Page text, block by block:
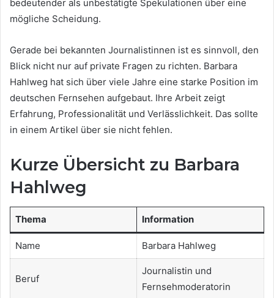
bedeutender als unbestätigte Spekulationen über eine
mögliche Scheidung.
Gerade bei bekannten Journalistinnen ist es sinnvoll, den
Blick nicht nur auf private Fragen zu richten. Barbara
Hahlweg hat sich über viele Jahre eine starke Position im
deutschen Fernsehen aufgebaut. Ihre Arbeit zeigt
Erfahrung, Professionalität und Verlässlichkeit. Das sollte
in einem Artikel über sie nicht fehlen.
Kurze Übersicht zu Barbara
Hahlweg
Thema Information
Name Barbara Hahlweg
Beruf
Journalistin und
Fernsehmoderatorin